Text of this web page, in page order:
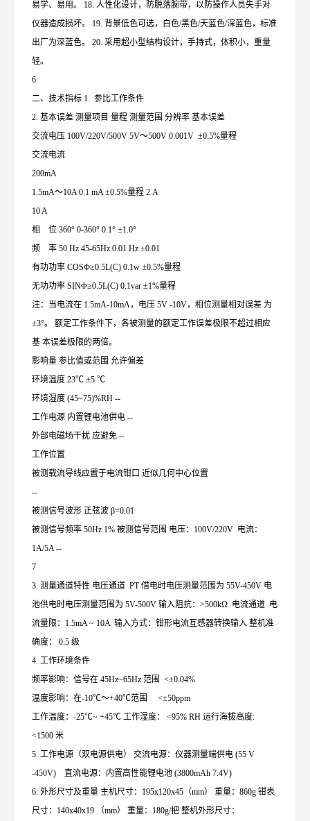
易学、易用。 18. 人性化设计，防脱落腕带，以防操作人员失手对
仪器造成损坏。 19. 背景低色可选，白色/黑色/天蓝色/深蓝色，标准
出厂为深蓝色。 20. 采用超小型结构设计，手持式，体积小，重量
轻。
6
二、技术指标 1. 参比工作条件
2. 基本误差 测量项目 量程 测量范围 分辨率 基本误差
交流电压 100V/220V/500V 5V～500V 0.001V ±0.5%量程
交流电流
200mA
1.5mA～10A 0.1 mA ±0.5%量程 2 A
10 A
相 位 360° 0-360° 0.1° ±1.0°
频 率 50 Hz 45-65Hz 0.01 Hz ±0.01
有功功率 COSΦ≥0.5L(C) 0.1w ±0.5%量程
无功功率 SINΦ≥0.5L(C) 0.1var ±1%量程
注：当电流在 1.5mA-10mA，电压 5V -10V，相位测量相对误差 为
±3°。 额定工作条件下，各被测量的额定工作误差极限不超过相应
基 本误差极限的两倍。
影响量 参比值或范围 允许偏差
环境温度 23℃ ±5 ℃
环境湿度 (45~75)%RH --
工作电源 内置锂电池供电 --
外部电磁场干扰 应避免 --
工作位置
被测载流导线应置于电流钳口 近似几何中心位置
--
被测信号波形 正弦波 β=0.01
被测信号频率 50Hz 1% 被测信号范围 电压：100V/220V 电流：
1A/5A --
7
3. 测量通道特性 电压通道 PT 借电时电压测量范围为 55V-450V 电
池供电时电压测量范围为 5V-500V 输入阻抗：>500kΩ 电流通道 电
流量限：1.5mA ~ 10A 输入方式：钳形电流互感器转换输入 整机准
确度： 0.5 级
4. 工作环境条件
频率影响：信号在 45Hz~65Hz 范围 <±0.04%
温度影响：在-10℃～+40℃范围 <±50ppm
工作温度：-25℃~ +45℃ 工作湿度： <95% RH 运行海拔高度:
<1500 米
5. 工作电源（双电源供电） 交流电源：仪器测量端供电 (55 V
-450V) 直流电源：内置高性能锂电池 (3800mAh 7.4V)
6. 外形尺寸及重量 主机尺寸：195x120x45（mm） 重量：860g 钳表
尺寸：140x40x19 （mm） 重量：180g/把 整机外形尺寸：